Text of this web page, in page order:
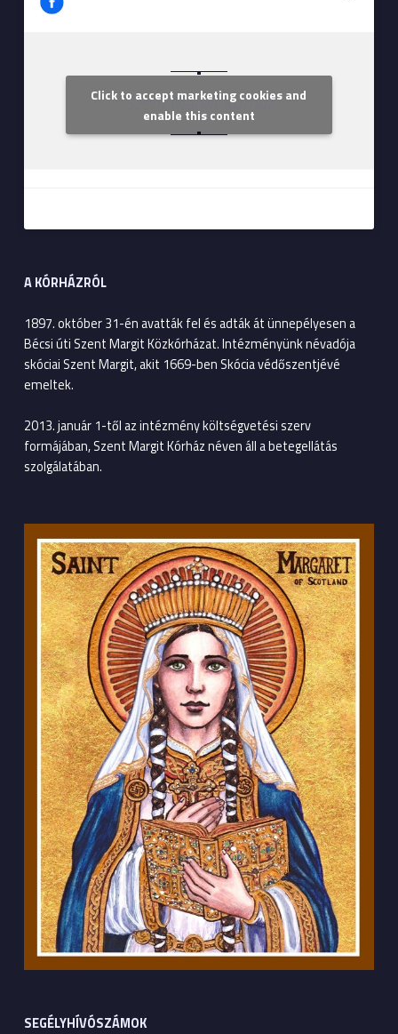
Szent Margit Kórház
Click to accept marketing cookies and
enable this content
A KÓRHÁZRÓL
1897. október 31-én avatták fel és adták át ünnepélyesen a
Bécsi úti Szent Margit Közkórházat. Intézményünk névadója
skóciai Szent Margit, akit 1669-ben Skócia védőszentjévé
emeltek.
2013. január 1-től az intézmény költségvetési szerv
formájában, Szent Margit Kórház néven áll a betegellátás
szolgálatában.
SEGÉLYHÍVÓSZÁMOK